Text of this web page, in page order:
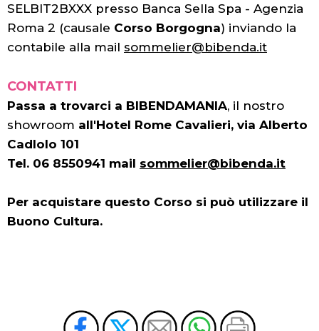
SELBIT2BXXX presso Banca Sella Spa - Agenzia
Roma 2 (causale Corso Borgogna) inviando la
contabile alla mail sommelier@bibenda.it
CONTATTI
Passa a trovarci a BIBENDAMANIA, il nostro
showroom all'Hotel Rome Cavalieri, via Alberto
Cadlolo 101
Tel. 06 8550941 mail sommelier@bibenda.it
Per acquistare questo Corso si può utilizzare il
Buono Cultura.